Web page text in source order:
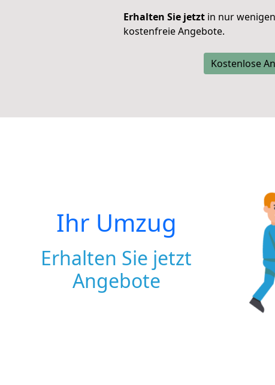
Erhalten Sie jetzt in nur
kostenfreie Angebote.
Kostenlose
Ihr Umzug
Erhalten Sie jetzt
Angebote